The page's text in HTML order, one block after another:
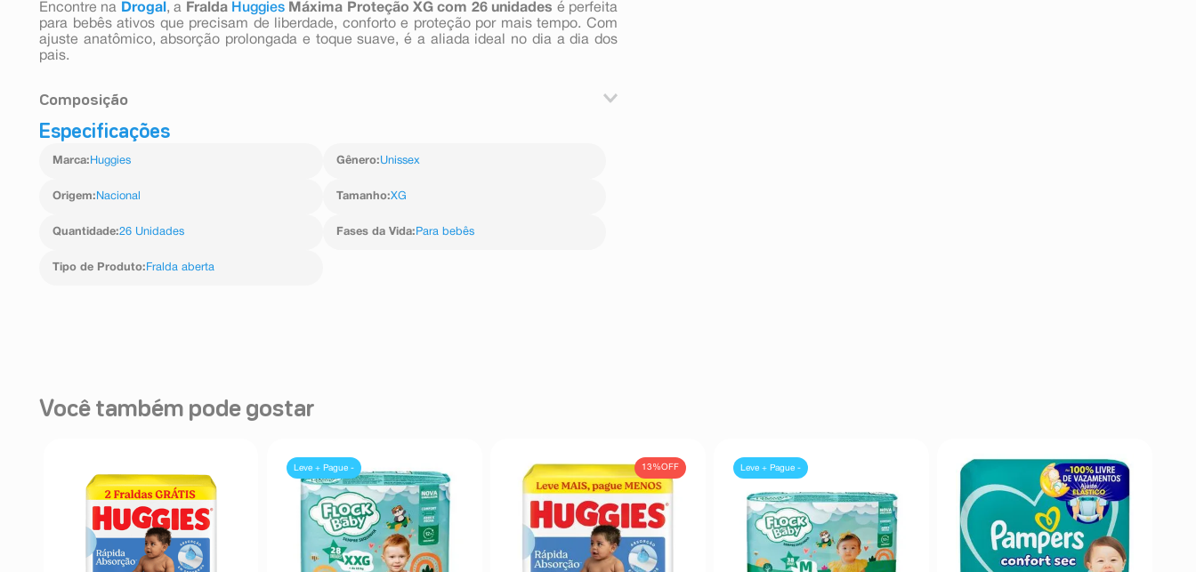
Encontre na Drogal , a Fralda HuggiesMáxima Proteção XG com 26 unidades é perfeita
para bebês ativos que precisam de liberdade, conforto e proteção por mais tempo. Com
ajuste anatômico, absorção prolongada e toque suave, é a aliada ideal no dia a dia dos
pais.
Composição
Cellulose, Sodium Polyacrylate, Polypropylene, Polyethylene, Adesivos Termoplásticos,
Especificações
Marca: Huggies Gênero:Unissex
Origem: Nacional Tamanho:XG
Quantidade:26 Unidades Fases da Vida: Para bebês
Tipo de Produto: Fralda aberta
Você também pode gostar
Leve + Pague - 13%OFF Leve + Pague -